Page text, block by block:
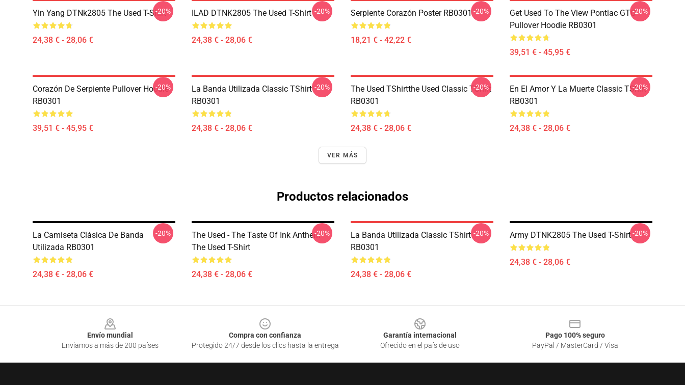
Yin Yang DTNk2805 The Used T-Shirt
24,38 € - 28,06 €
-20% ILAD DTNK2805 The Used T-Shirt
24,38 € - 28,06 €
-20% Serpiente Corazón Poster RB0301
18,21 € - 42,22 €
-20%
Get Used To The View Pontiac GTO
Pullover Hoodie RB0301
39,51 € - 45,95 €
-20%
Corazón De Serpiente Pullover Hoodie
RB0301
39,51 € - 45,95 €
-20%
La Banda Utilizada Classic TShirt
RB0301
24,38 € - 28,06 €
-20%
The Used TShirtthe Used Classic TShirt
RB0301
24,38 € - 28,06 €
-20%
En El Amor Y La Muerte Classic TShirt
RB0301
24,38 € - 28,06 €
-20%
VER MÁS
Productos relacionados
La Camiseta Clásica De Banda
Utilizada RB0301
24,38 € - 28,06 €
-20%
The Used - The Taste Of Ink Anthem
The Used T-Shirt
24,38 € - 28,06 €
-20%
La Banda Utilizada Classic TShirt
RB0301
24,38 € - 28,06 €
-20% Army DTNK2805 The Used T-Shirt
24,38 € - 28,06 €
-20%
Envío mundial
Enviamos a más de 200 países
Compra con confianza
Protegido 24/7 desde los clics hasta la entrega
Garantía internacional
Ofrecido en el país de uso
Pago 100% seguro
PayPal / MasterCard / Visa